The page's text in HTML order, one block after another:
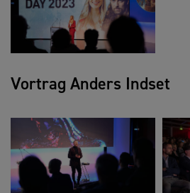
Vortrag Anders Indset